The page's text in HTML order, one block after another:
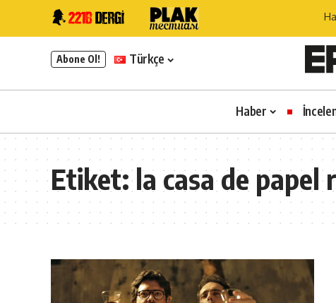
Abone Ol! Türkçe
Haber
Etiket:la casa de papel